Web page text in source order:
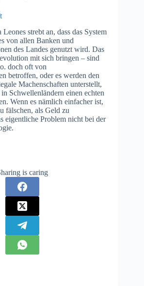
strebt an, dass das System
von allen Banken und
des Landes genutzt wird. Das
mit sich bringen – sind
doch oft von
betroffen, oder es werden den
Machenschaften unterstellt,
Schwellenländern einen echten
Wenn es nämlich einfacher ist,
fälschen, als Geld zu
eigentliche Problem nicht bei der
is caring